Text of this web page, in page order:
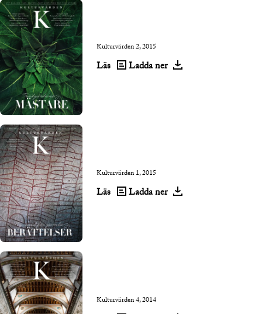
Kulturvärden 2, 2015
Läs Ladda ner
Kulturvärden 1, 2015
Läs Ladda ner
Kulturvärden 4, 2014